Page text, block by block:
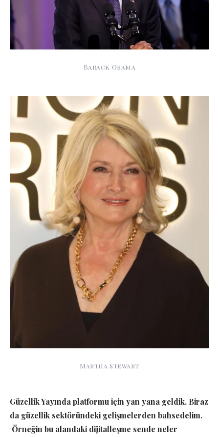
Barack Obama
Martha Stewart
Güzellik Yayında platformu için yan yana geldik. Biraz
da güzellik sektöründeki gelişmelerden bahsedelim.
Örneğin bu alandaki dijitalleşme sende neler